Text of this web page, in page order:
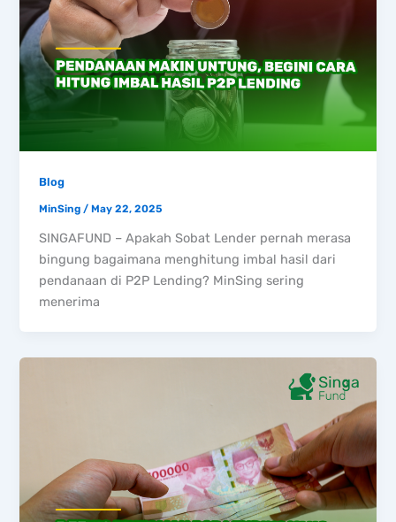
Blog
MinSing/May 22, 2025
SINGAFUND – Apakah Sobat Lender pernah merasa
bingung bagaimana menghitung imbal hasil dari
pendanaan di P2P Lending? MinSing sering
menerima